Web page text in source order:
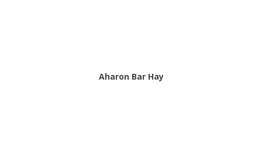
Aharon Bar Hay